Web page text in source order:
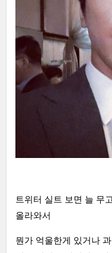
트위터 실트 보면 늘 무
올라와서
뭔가 억울한게 있거나